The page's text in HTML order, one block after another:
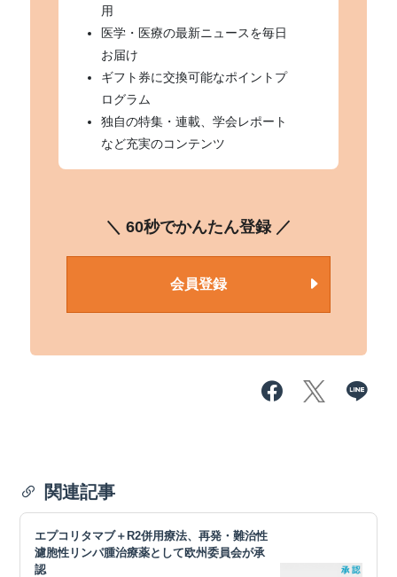
用
医学・医療の最新ニュースを毎日
お届け
ギフト券に交換可能なポイントプ
ログラム
独自の特集・連載、学会レポート
など充実のコンテンツ
＼ 60秒でかんたん登録 ／
会員登録
関連記事
エプコリタマブ＋R2併用療法、再発・難治性
濾胞性リンパ腫治療薬として欧州委員会が承
認